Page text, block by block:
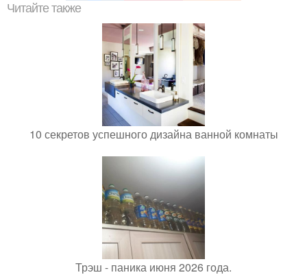
Читайте также
10 секретов успешного дизайна ванной комнаты
Трэш - паника июня 2026 года.